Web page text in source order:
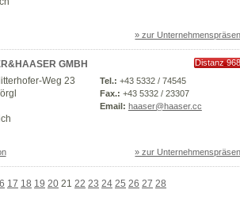
» zur
GMBH
Distanz
Weg 23
Tel.: +43 5332 / 74545
Fax.: +43 5332 / 23307
Email: haaser@haaser.cc
» zur
17 18 19 20 21 22 23 24 25 26 27 28